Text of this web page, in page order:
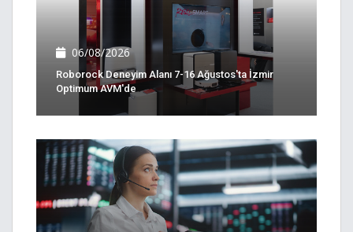
06/08/2026
Roborock Deneyim Alanı 7-16 Ağustos'ta İzmir
Optimum AVM'de